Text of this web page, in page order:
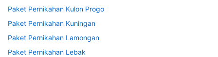
Paket Pernikahan Kulon Progo
Paket Pernikahan Kuningan
Paket Pernikahan Lamongan
Paket Pernikahan Lebak